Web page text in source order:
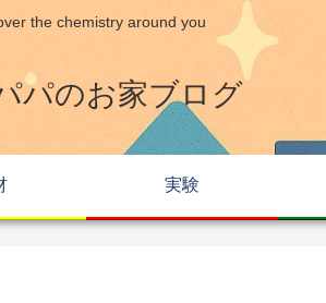
the chemistry around you
パのお家ブログ
実験